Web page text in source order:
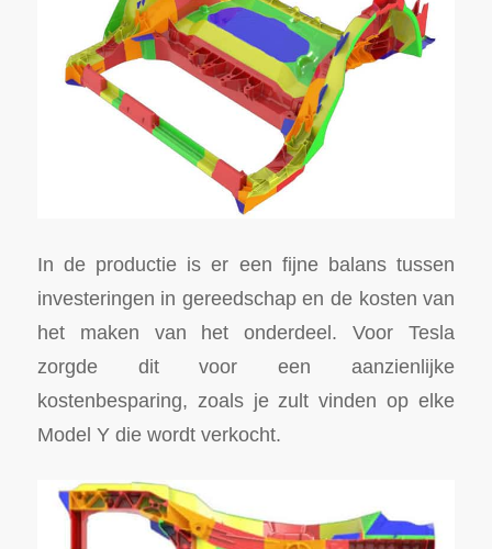
In de productie is er een fijne balans tussen
investeringen in gereedschap en de kosten van
het maken van het onderdeel. Voor Tesla
zorgde dit voor een aanzienlijke
kostenbesparing, zoals je zult vinden op elke
Model Y die wordt verkocht.